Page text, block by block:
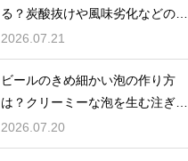
る？炭酸抜けや風味劣化などの影
響を解説
2026.07.21
ビールのきめ細かい泡の作り方
は？クリーミーな泡を生む注ぎ方
のコツ
2026.07.20